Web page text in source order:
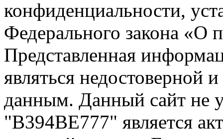
конфиденциальности,
Федерального закона «О
Представленная
являться недостоверной
данным. Данный сайт не
"В394ВЕ777" является